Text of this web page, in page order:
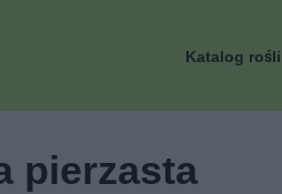
Katalog
pierzasta